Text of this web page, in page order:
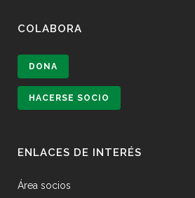
COLABORA
DONA
HACERSE SOCIO
ENLACES DE INTERÉS
Área socios